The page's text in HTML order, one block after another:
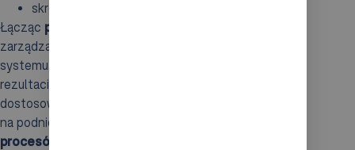
skrócenia czasów przestojów.
Łącząc predykcyjne utrzymanie
zarządzanym ruchem, zwiększamy dostępność
systemu oraz jego efektywność operacyjną. W
rezultacie można w skuteczny sposób kontrolować i
dostosowywać ruch w systemach AS/RS, co wpływa
na podniesienie
procesów logistycznych